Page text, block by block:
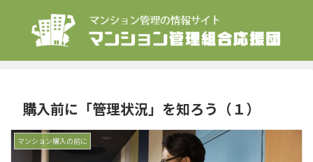
購入前に「管理状況」を知ろう（１）
マンション購入の前に